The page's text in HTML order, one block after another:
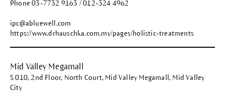
Phone 03-7732 9163 / 012-324 4962
ipc@abluewell.com
https://www.drhauschka.com.my/pages/holistic-treatments
Mid Valley Megamall
S 010, 2nd Floor, North Court, Mid Valley Megamall, Mid Valley
City